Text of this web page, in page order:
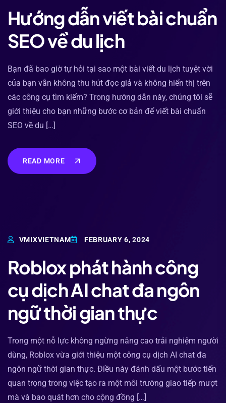
Hướng dẫn viết bài chuẩn
SEO về du lịch
Bạn đã bao giờ tự hỏi tại sao một bài viết du lịch tuyệt vời
của bạn vẫn không thu hút đọc giả và không hiển thị trên
các công cụ tìm kiếm? Trong hướng dẫn này, chúng tôi sẽ
giới thiệu cho bạn những bước cơ bản để viết bài chuẩn
SEO về du […]
READ MORE
VMIXVIETNAM FEBRUARY 6, 2024
Roblox phát hành công
cụ dịch AI chat đa ngôn
ngữ thời gian thực
Trong một nỗ lực không ngừng nâng cao trải nghiệm người
dùng, Roblox vừa giới thiệu một công cụ dịch AI chat đa
ngôn ngữ thời gian thực. Điều này đánh dấu một bước tiến
quan trọng trong việc tạo ra một môi trường giao tiếp mượt
mà và bao quát hơn cho cộng đồng […]